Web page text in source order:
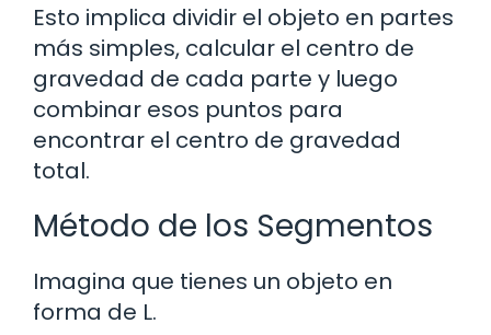
Esto implica dividir el objeto en partes
más simples, calcular el centro de
gravedad de cada parte y luego
combinar esos puntos para
encontrar el centro de gravedad
total.
Método de los Segmentos
Imagina que tienes un objeto en
forma de L.